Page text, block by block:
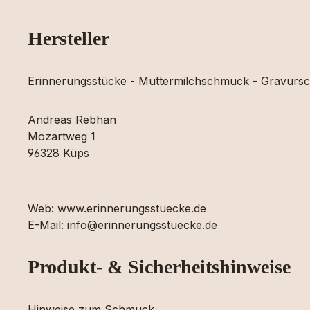
Hersteller
Erinnerungsstücke - Muttermilchschmuck -
Andreas Rebhan
Mozartweg 1
96328 Küps
Web: www.erinnerungsstuecke.de
E-Mail: info@erinnerungsstuecke.de
Produkt- & Sicherheitshinweise